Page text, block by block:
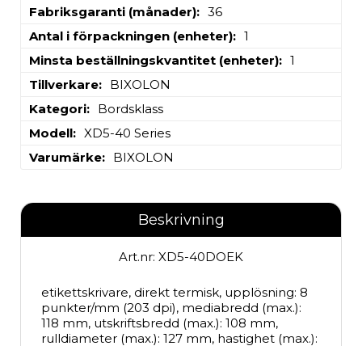
Fabriksgaranti (månader)
36
Antal i förpackningen (enheter)
1
Minsta beställningskvantitet (enheter)
1
Tillverkare
BIXOLON
Kategori
Bordsklass
Modell
XD5-40 Series
Varumärke
BIXOLON
Beskrivning
Art.nr: XD5-40DOEK
etikettskrivare, direkt termisk, upplösning: 8
punkter/mm (203 dpi), mediabredd (max.):
118 mm, utskriftsbredd (max.): 108 mm,
rulldiameter (max.): 127 mm, hastighet (max.):